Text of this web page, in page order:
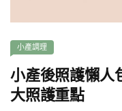
小產調理
小產後照護懶人
大照護重點